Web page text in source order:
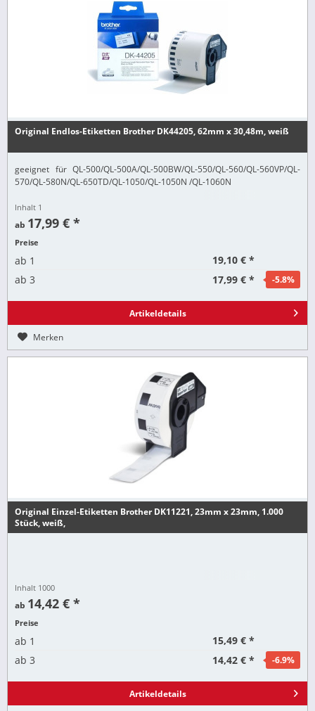
Original Endlos-Etiketten Brother DK44205, 62mm x 30,48m, weiß
geeignet für QL-500/QL-500A/QL-500BW/QL-550/QL-560/QL-560VP/QL-
570/QL-580N/QL-650TD/QL-1050/QL-1050N /QL-1060N
Inhalt 1
ab 17,99 € *
Preise
ab 1
19,10 € *
ab 3 17,99 € * -5.8%
Artikeldetails
Merken
Original Einzel-Etiketten Brother DK11221, 23mm x 23mm, 1.000
Stück, weiß,
Inhalt 1000
ab 14,42 € *
Preise
ab 1
15,49 € *
ab 3 14,42 € * -6.9%
Artikeldetails